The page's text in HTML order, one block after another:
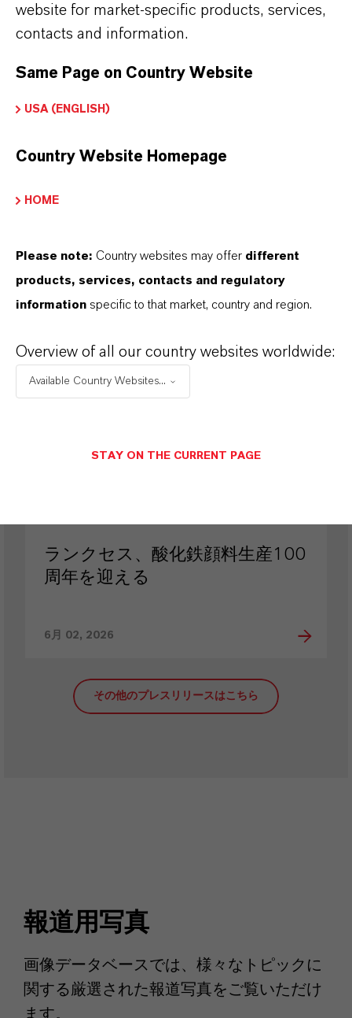
PRESS RELEASE
ランクセス、日本で環境保護へ
の取り組みを推進 グループ全体
PRESS RELEASE
ランクセス、酸化鉄顔料生産100
周年を迎える
6月 02, 2026
その他のプレスリリースはこちら
報道用写真
画像データベースでは、様々なトピックに
関する厳選された報道写真をご覧いただけ
ます。
website for market-specific products, services,
contacts and information.
Same Page on Country Website
USA (ENGLISH)
Country Website Homepage
HOME
Please note: Country websites may offer different
products, services, contacts and regulatory
information specific to that market, country and region.
Overview of all our country websites worldwide:
Available Country Websites...
STAY ON THE CURRENT PAGE